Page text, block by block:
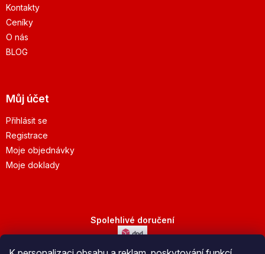
Kontakty
Ceníky
O nás
BLOG
Můj účet
Přihlásit se
Registrace
Moje objednávky
Moje doklady
Spolehlivé doručení